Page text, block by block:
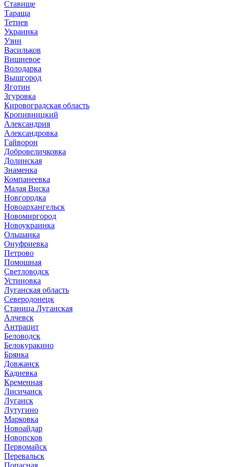
Ставище
Тараща
Тетиев
Украинка
Узин
Васильков
Вишневое
Володарка
Вышгород
Яготин
Згуровка
Кировоградская область
Кропивницкий
Александрия
Александровка
Гайворон
Добровеличковка
Долинская
Знаменка
Компанеевка
Малая Виска
Новгородка
Новоархангельск
Новомиргород
Новоукраинка
Ольшанка
Онуфриевка
Петрово
Помошная
Светловодск
Устиновка
Луганская область
Северодонецк
Станица Луганская
Алчевск
Антрацит
Беловодск
Белокуракино
Брянка
Довжанск
Кадиевка
Кременная
Лисичанск
Луганск
Лутугино
Марковка
Новоайдар
Новопсков
Первомайск
Перевальск
Попасная